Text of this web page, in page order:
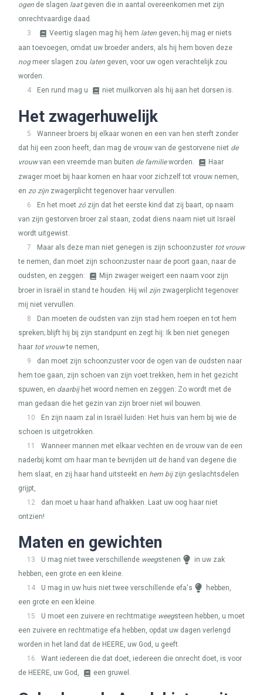
ogen de slagen laatgeven die in aantal overeenkomen met zijn
onrechtvaardige daad.
3
Veertig slagen mag hij hem laten geven; hij mag er niets
aan toevoegen, omdat uw broeder anders, als hij hem boven deze
nogmeer slagen zou laten geven, voor uw ogen verachtelijk zou
worden.
4
Een rund mag u niet muilkorven als hij aan het dorsen is.
Het zwagerhuwelijk
5
Wanneer broers bij elkaar wonen en een van hen sterft zonder
dat hij een zoon heeft, dan mag de vrouw van de gestorvene niet de
vrouwvan een vreemde man buiten de familieworden.
Haar
zwager moet bij haar komen en haar voor zichzelf tot vrouw nemen,
en zo zijn zwagerplicht tegenover haar vervullen.
6
En het moet zózijn dat het eerste kind dat zij baart, op naam
van zijn gestorven broer zal staan, zodat diens naam niet uit Israël
wordt uitgewist.
7
Maar als deze man niet genegen is zijn schoonzuster tot vrouw
te nemen, dan moet zijn schoonzuster naar de poort gaan, naar de
oudsten, en zeggen:
Mijn zwager weigert een naam voor zijn
broer in Israël in stand te houden. Hij wil zijn zwagerplicht tegenover
mij niet vervullen.
8
Dan moeten de oudsten van zijn stad hem roepen en tot hem
spreken; blijft hij bij zijn standpunt en zegt hij: Ik ben niet genegen
haar tot vrouwte nemen,
9
dan moet zijn schoonzuster voor de ogen van de oudsten naar
hem toe gaan, zijn schoen van zijn voet trekken, hem in het gezicht
spuwen, en daarbijhet woord nemen en zeggen: Zo wordt met de
man gedaan die het gezin van zijn broer niet wil bouwen.
10
En zijn naam zal in Israël luiden: Het huis van hem bij wie de
schoen is uitgetrokken.
11
Wanneer mannen met elkaar vechten en de vrouw van de een
naderbij komt om haar man te bevrijden uit de hand van degene die
hem slaat, en zij haar hand uitsteekt en hem bijzijn geslachtsdelen
grijpt,
12
dan moet u haar hand afhakken. Laat uw oog haar niet
ontzien!
Maten en gewichten
13 U mag niet twee verschillende weegstenen
in uw zak
hebben, een grote en een kleine.
14
U mag in uw huis niet twee verschillende efa's
hebben,
een grote en een kleine.
15
U moet een zuivere en rechtmatige weegsteen hebben, u moet
een zuivere en rechtmatige efa hebben, opdat uw dagen verlengd
worden in het land dat de HEERE, uw God, u geeft.
16
Want iedereen die dat doet, iedereen die onrecht doet, is voor
de HEERE, uw God, een gruwel.